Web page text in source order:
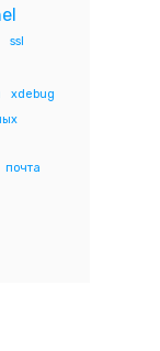
ssl
xdebug
почта